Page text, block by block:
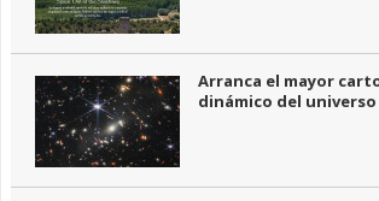
Arranca el mayor
dinámico del universo